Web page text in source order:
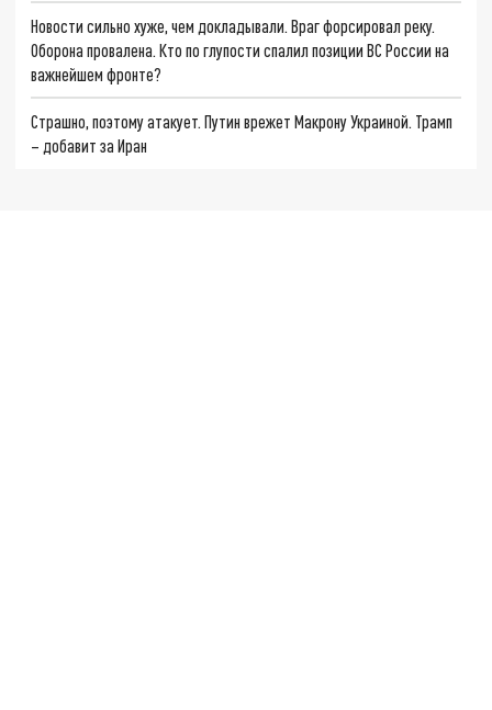
Новости сильно хуже, чем докладывали. Враг форсировал реку.
Оборона провалена. Кто по глупости спалил позиции ВС России на
важнейшем фронте?
Страшно, поэтому атакует. Путин врежет Макрону Украиной. Трамп
– добавит за Иран